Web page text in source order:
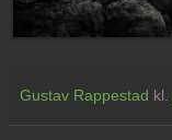
Gustav Rappestad kl.